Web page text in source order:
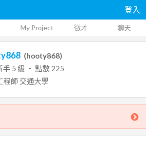
登入
My Project 徵才 聊天
(hooty868)
手 5 級 ‧ 點數 225
程師 交通大學